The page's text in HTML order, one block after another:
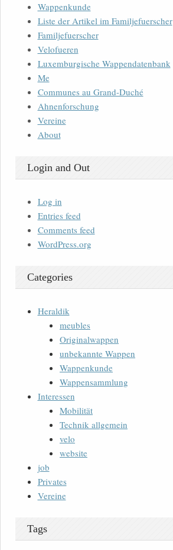
Wappenkunde
Liste der Artikel im Familjefuerscher
Familjefuerscher
Velofueren
Luxemburgische Wappendatenbank
Me
Communes au Grand-Duché
Ahnenforschung
Vereine
About
Login and Out
Log in
Entries feed
Comments feed
WordPress.org
Categories
Heraldik
meubles
Originalwappen
unbekannte Wappen
Wappenkunde
Wappensammlung
Interessen
Mobilität
Technik allgemein
velo
website
job
Privates
Vereine
Tags